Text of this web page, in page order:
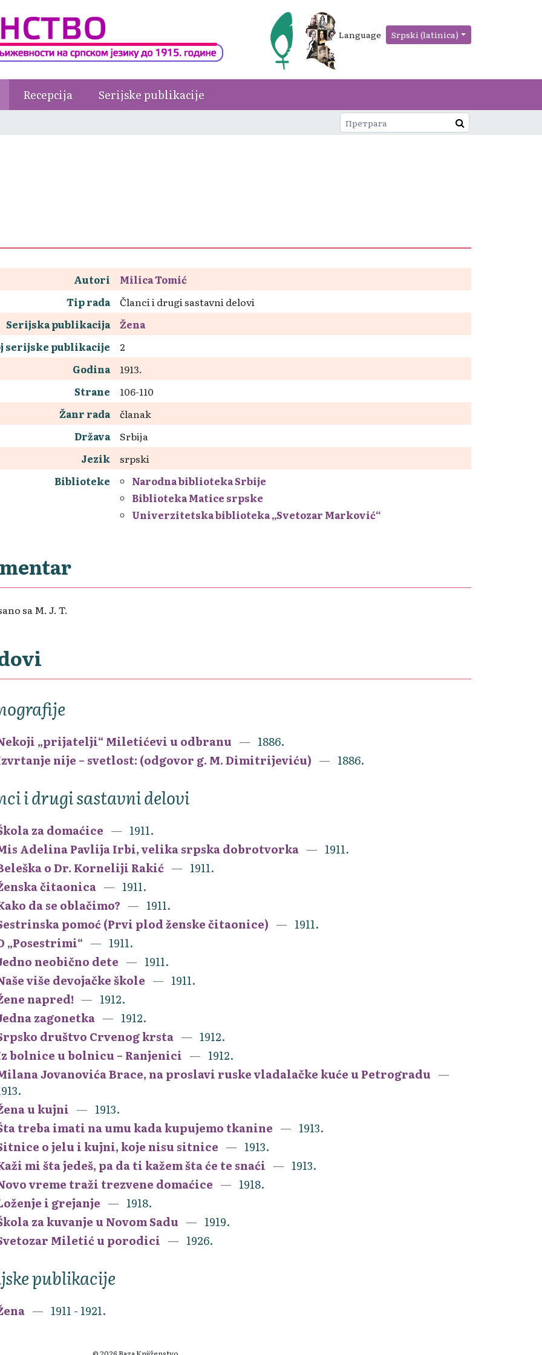
Language Srpski (latinica)
Recepcija Serijske publikacije
Autori
Milica Tomić
Tip rada
Članci i drugi sastavni delovi
Serijska publikacija
Žena
serijske publikacije
2
Godina
1913.
Strane
106-110
Žanr rada
članak
Država
Srbija
Jezik
srpski
Biblioteke
Narodna biblioteka Srbije
Biblioteka Matice srpske
Univerzitetska biblioteka „Svetozar Marković“
sa M. J. T.
„prijatelji“ Miletićevi u odbranu
1886.
nije – svetlost: (odgovor g. M. Dimitrijeviću)
1886.
i drugi sastavni delovi
za domaćice
1911.
Adelina Pavlija Irbi, velika srpska dobrotvorka
1911.
o Dr. Korneliji Rakić
1911.
čitaonica
1911.
da se oblačimo?
1911.
pomoć (Prvi plod ženske čitaonice)
1911.
„Posestrimi“
1911.
neobično dete
1911.
više devojačke škole
1911.
napred!
1912.
zagonetka
1912.
društvo Crvenog krsta
1912.
bolnice u bolnicu – Ranjenici
1912.
Jovanovića Brace, na proslavi ruske vladalačke kuće u Petrogradu
u kujni
1913.
treba imati na umu kada kupujemo tkanine
1913.
o jelu i kujni, koje nisu sitnice
1913.
mi šta jedeš, pa da ti kažem šta će te snaći
1913.
vreme traži trezvene domaćice
1918.
i grejanje
1918.
za kuvanje u Novom Sadu
1919.
Miletić u porodici
1926.
publikacije
1911 - 1921.